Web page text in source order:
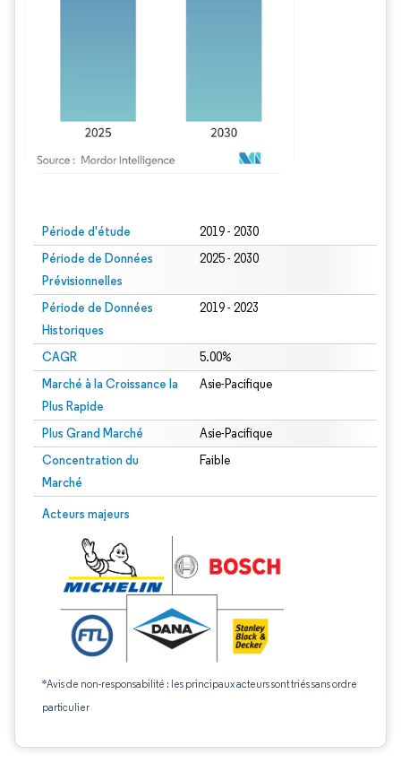
Période d'étude 2019 - 2030
Période de Données
Prévisionnelles
2025 - 2030
Période de Données
Historiques
2019 - 2023
CAGR 5.00%
Marché à la Croissance la
Plus Rapide
Asie-Pacifique
Plus Grand Marché Asie-Pacifique
Concentration du
Marché
Faible
Acteurs majeurs
*Avis de non-responsabilité : les principaux acteurs sont triés sans ordre
particulier